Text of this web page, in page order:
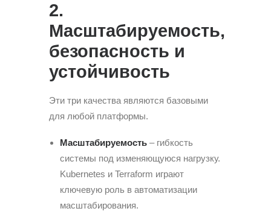
2.
Масштабируемость,
безопасность и
устойчивость
Эти три качества являются базовыми
для любой платформы.
Масштабируемость – гибкость
системы под изменяющуюся нагрузку.
Kubernetes и Terraform играют
ключевую роль в автоматизации
масштабирования.